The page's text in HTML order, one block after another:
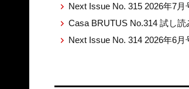
Next Issue No. 315 2026年7月
Casa BRUTUS No.314 試し読
Next Issue No. 314 2026年6月